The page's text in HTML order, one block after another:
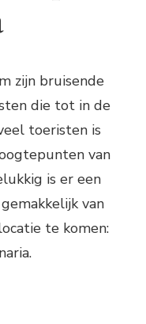
zijn bruisende
die tot in de
toeristen is
van
is er een
van
te komen: